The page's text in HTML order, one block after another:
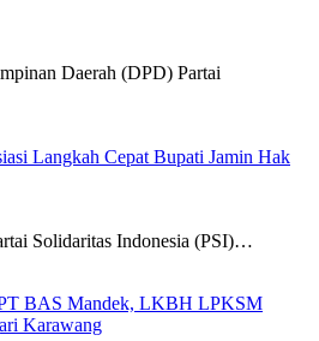
Daerah (DPD) Partai
Langkah Cepat Bupati Jamin Hak
Solidaritas Indonesia (PSI)…
BAS Mandek, LKBH LPKSM
Karawang